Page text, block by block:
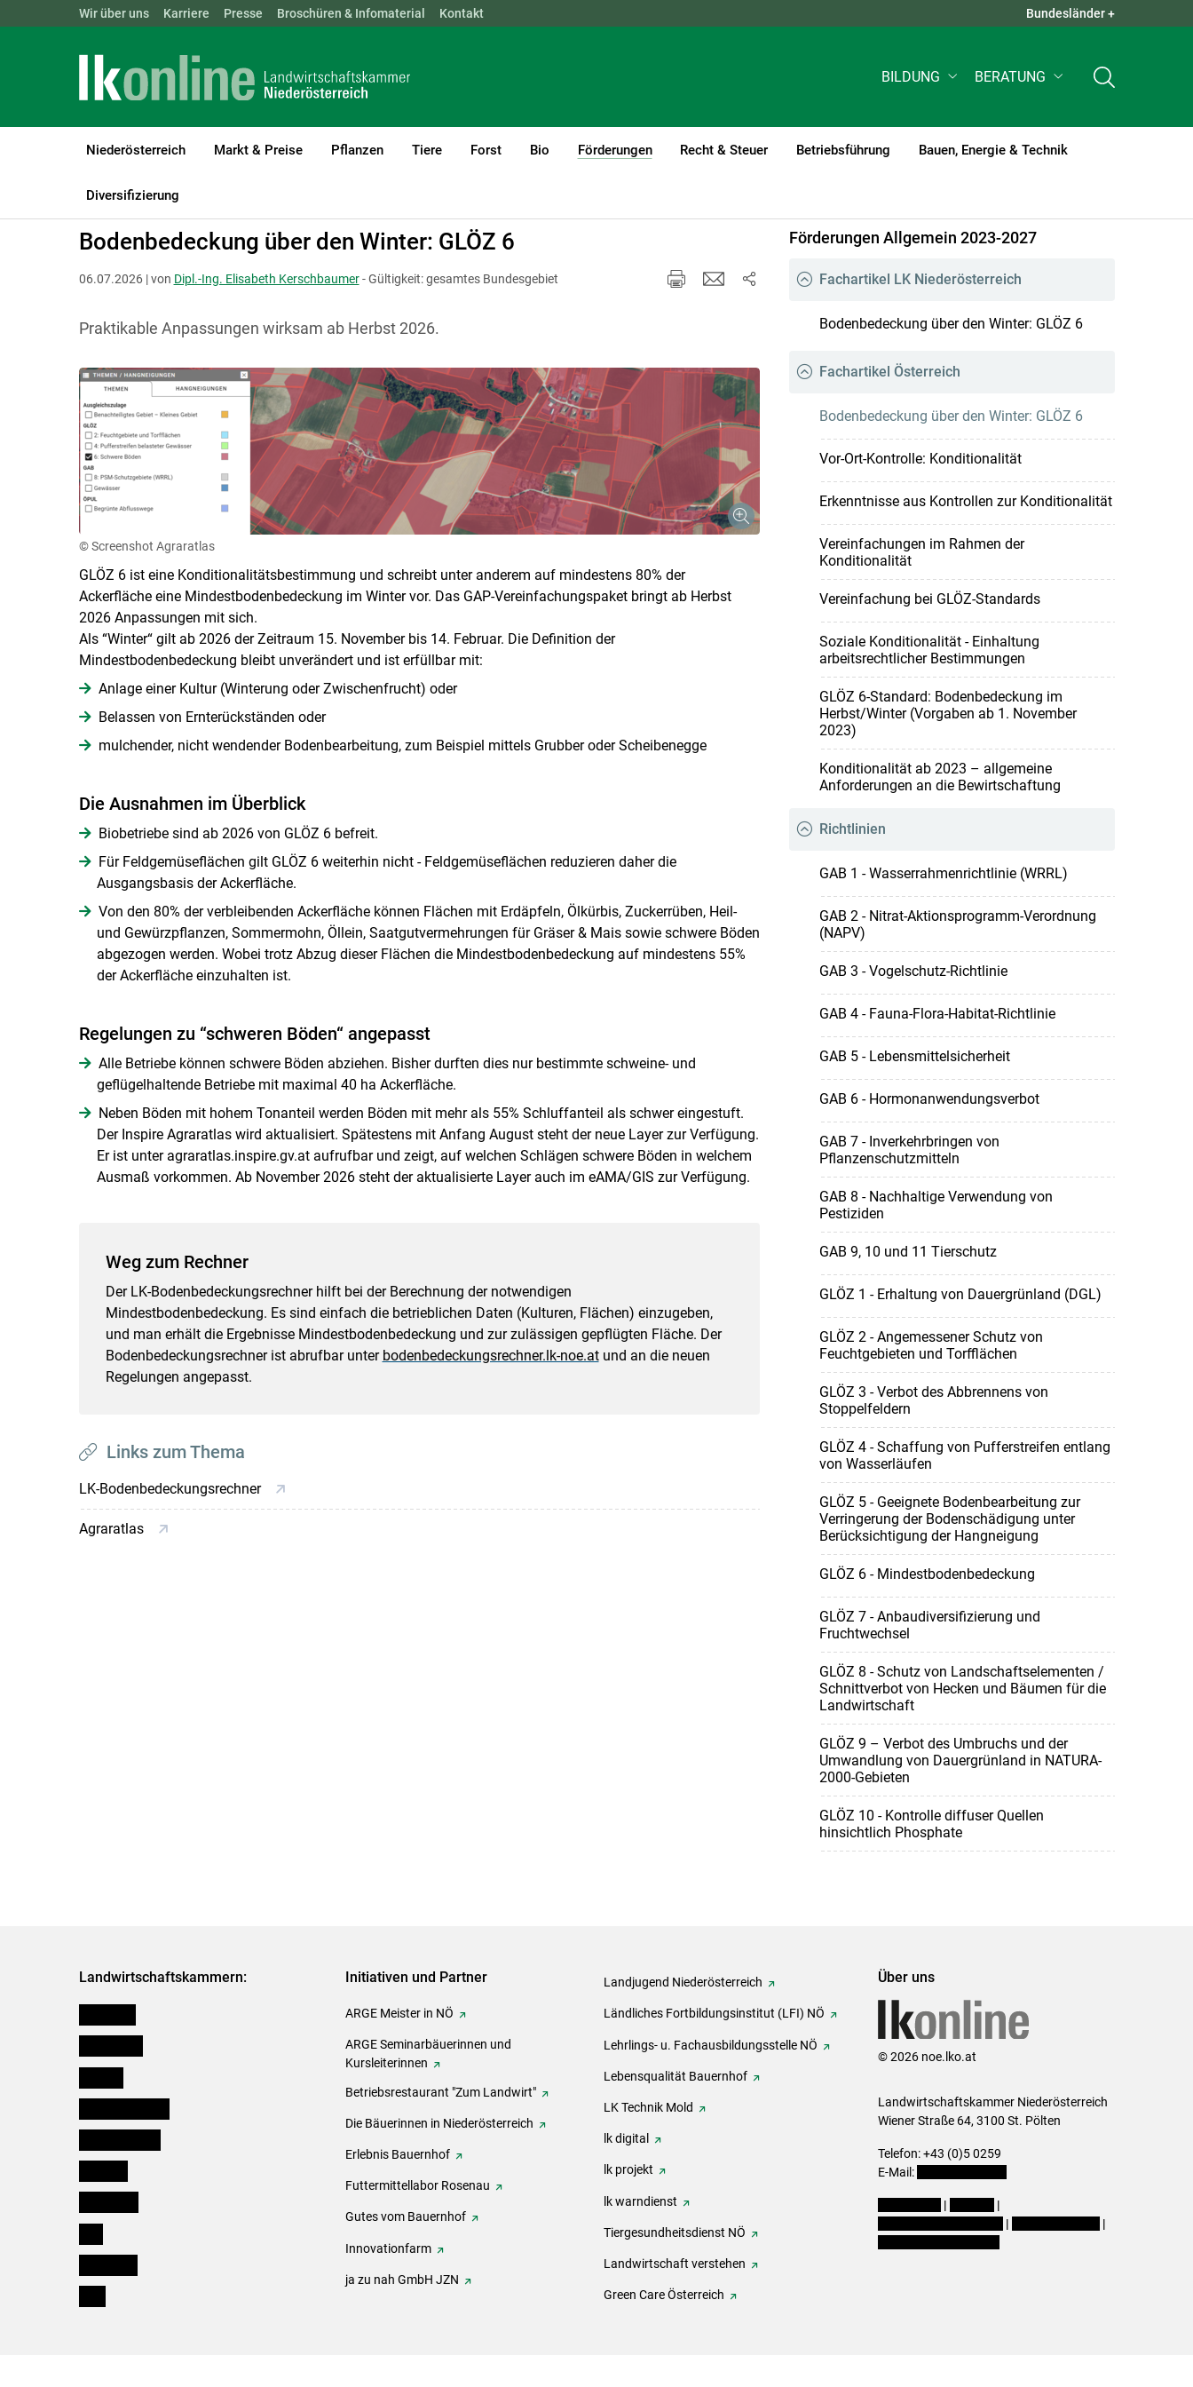
Landwirtschaftskammern: ÖSTERREICH BGLD KTN NÖ OÖ SBG QUICK LINKS +
Wir über uns Karriere Presse Broschüren & Infomaterial Kontakt Bundesländer +
BILDUNG BERATUNG
Niederösterreich Markt & Preise Pflanzen Tiere Forst Bio Förderungen
(current)1
Recht & Steuer Betriebsführung Bauen, Energie & Technik
Diversifizierung
LK Niederösterreich
Bodenbedeckung über den Winter: GLÖZ 6
06.07.2026 | von Dipl.-Ing. Elisabeth Kerschbaumer- Gültigkeit: gesamtes Bundesgebiet
Praktikable Anpassungen wirksam ab Herbst 2026.
© Screenshot Agraratlas
GLÖZ 6 ist eine Konditionalitätsbestimmung und schreibt unter anderem auf mindestens 80% der
Ackerfläche eine Mindestbodenbedeckung im Winter vor. Das GAP-Vereinfachungspaket bringt ab Herbst
2026 Anpassungen mit sich.
Als “Winter“ gilt ab 2026 der Zeitraum 15. November bis 14. Februar. Die Definition der
Mindestbodenbedeckung bleibt unverändert und ist erfüllbar mit:
Anlage einer Kultur (Winterung oder Zwischenfrucht) oder
Belassen von Ernterückständen oder
mulchender, nicht wendender Bodenbearbeitung, zum Beispiel mittels Grubber oder Scheibenegge
Die Ausnahmen im Überblick
Biobetriebe sind ab 2026 von GLÖZ 6 befreit.
Für Feldgemüseflächen gilt GLÖZ 6 weiterhin nicht - Feldgemüseflächen reduzieren daher die
Ausgangsbasis der Ackerfläche.
Von den 80% der verbleibenden Ackerfläche können Flächen mit Erdäpfeln, Ölkürbis, Zuckerrüben, Heil-
und Gewürzpflanzen, Sommermohn, Öllein, Saatgutvermehrungen für Gräser & Mais sowie schwere Böden
abgezogen werden. Wobei trotz Abzug dieser Flächen die Mindestbodenbedeckung auf mindestens 55%
der Ackerfläche einzuhalten ist.
Regelungen zu “schweren Böden“ angepasst
Alle Betriebe können schwere Böden abziehen. Bisher durften dies nur bestimmte schweine- und
geflügelhaltende Betriebe mit maximal 40 ha Ackerfläche.
Neben Böden mit hohem Tonanteil werden Böden mit mehr als 55% Schluffanteil als schwer eingestuft.
Der Inspire Agraratlas wird aktualisiert. Spätestens mit Anfang August steht der neue Layer zur Verfügung.
Er ist unter agraratlas.inspire.gv.at aufrufbar und zeigt, auf welchen Schlägen schwere Böden in welchem
Ausmaß vorkommen. Ab November 2026 steht der aktualisierte Layer auch im eAMA/GIS zur Verfügung.
Weg zum Rechner
Der LK-Bodenbedeckungsrechner hilft bei der Berechnung der notwendigen
Mindestbodenbedeckung. Es sind einfach die betrieblichen Daten (Kulturen, Flächen) einzugeben,
und man erhält die Ergebnisse Mindestbodenbedeckung und zur zulässigen gepflügten Fläche. Der
Bodenbedeckungsrechner ist abrufbar unter bodenbedeckungsrechner.lk-noe.atund an die neuen
Regelungen angepasst.
Links zum Thema
LK-Bodenbedeckungsrechner
Agraratlas
Förderungen Allgemein 2023-2027
Fachartikel LK Niederösterreich
Bodenbedeckung über den Winter: GLÖZ 6
Fachartikel Österreich
Bodenbedeckung über den Winter: GLÖZ 6
Vor-Ort-Kontrolle: Konditionalität
Erkenntnisse aus Kontrollen zur Konditionalität
Vereinfachungen im Rahmen der
Konditionalität
Vereinfachung bei GLÖZ-Standards
Soziale Konditionalität - Einhaltung
arbeitsrechtlicher Bestimmungen
GLÖZ 6-Standard: Bodenbedeckung im
Herbst/Winter (Vorgaben ab 1. November
2023)
Konditionalität ab 2023 – allgemeine
Anforderungen an die Bewirtschaftung
Richtlinien
GAB 1 - Wasserrahmenrichtlinie (WRRL)
GAB 2 - Nitrat-Aktionsprogramm-Verordnung
(NAPV)
GAB 3 - Vogelschutz-Richtlinie
GAB 4 - Fauna-Flora-Habitat-Richtlinie
GAB 5 - Lebensmittelsicherheit
GAB 6 - Hormonanwendungsverbot
GAB 7 - Inverkehrbringen von
Pflanzenschutzmitteln
GAB 8 - Nachhaltige Verwendung von
Pestiziden
GAB 9, 10 und 11 Tierschutz
GLÖZ 1 - Erhaltung von Dauergrünland (DGL)
GLÖZ 2 - Angemessener Schutz von
Feuchtgebieten und Torfflächen
GLÖZ 3 - Verbot des Abbrennens von
Stoppelfeldern
GLÖZ 4 - Schaffung von Pufferstreifen entlang
von Wasserläufen
GLÖZ 5 - Geeignete Bodenbearbeitung zur
Verringerung der Bodenschädigung unter
Berücksichtigung der Hangneigung
GLÖZ 6 - Mindestbodenbedeckung
GLÖZ 7 - Anbaudiversifizierung und
Fruchtwechsel
GLÖZ 8 - Schutz von Landschaftselementen /
Schnittverbot von Hecken und Bäumen für die
Landwirtschaft
GLÖZ 9 – Verbot des Umbruchs und der
Umwandlung von Dauergrünland in NATURA-
2000-Gebieten
GLÖZ 10 - Kontrolle diffuser Quellen
hinsichtlich Phosphate
Landwirtschaftskammern: Initiativen und Partner
ARGE Meister in NÖ
ARGE Seminarbäuerinnen und
Kursleiterinnen
Betriebsrestaurant "Zum Landwirt"
Die Bäuerinnen in Niederösterreich
Erlebnis Bauernhof
Futtermittellabor Rosenau
Gutes vom Bauernhof
Innovationfarm
ja zu nah GmbH JZN
Landjugend Niederösterreich
Ländliches Fortbildungsinstitut (LFI) NÖ
Lehrlings- u. Fachausbildungsstelle NÖ
Lebensqualität Bauernhof
LK Technik Mold
lk digital
lk projekt
lk warndienst
Tiergesundheitsdienst NÖ
Landwirtschaft verstehen
Green Care Österreich
Über uns
© 2026 noe.lko.at
Landwirtschaftskammer Niederösterreich
Wiener Straße 64, 3100 St. Pölten
Telefon: +43 (0)5 0259
E-Mail:
|
|
|
|